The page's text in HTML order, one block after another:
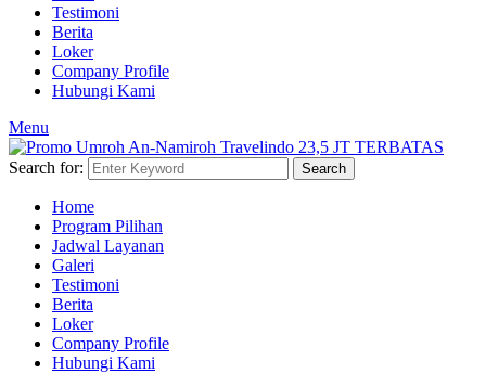
Testimoni
Berita
Loker
Company Profile
Hubungi Kami
Menu
Search for: Search
Home
Program Pilihan
Jadwal Layanan
Galeri
Testimoni
Berita
Loker
Company Profile
Hubungi Kami